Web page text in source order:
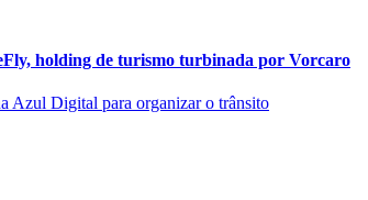
holding de turismo turbinada por Vorcaro